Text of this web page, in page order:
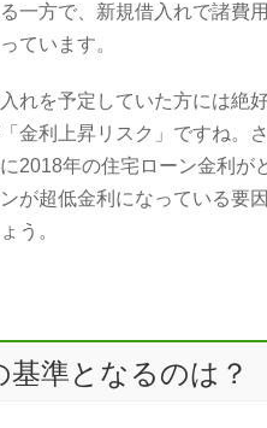
一方で、新規借入れで諸費
ています。
れを予定していた方には絶
金利上昇リスク」ですね。
2018年の住宅ローン金利が
が超低金利になっている要
う。
準となるのは？